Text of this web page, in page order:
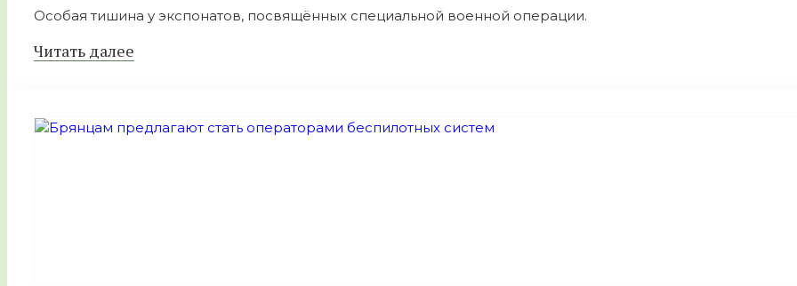
Особая тишина у экспонатов, посвящённых специальной военной операции.
Читать далее